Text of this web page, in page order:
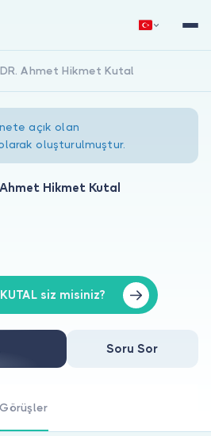
musunuz?
Giriş Yap
DR. Ahmet Hikmet Kutal
açık olan
oluşturulmuştur.
Hikmet Kutal
siz misiniz?
Soru Sor
Görüşler